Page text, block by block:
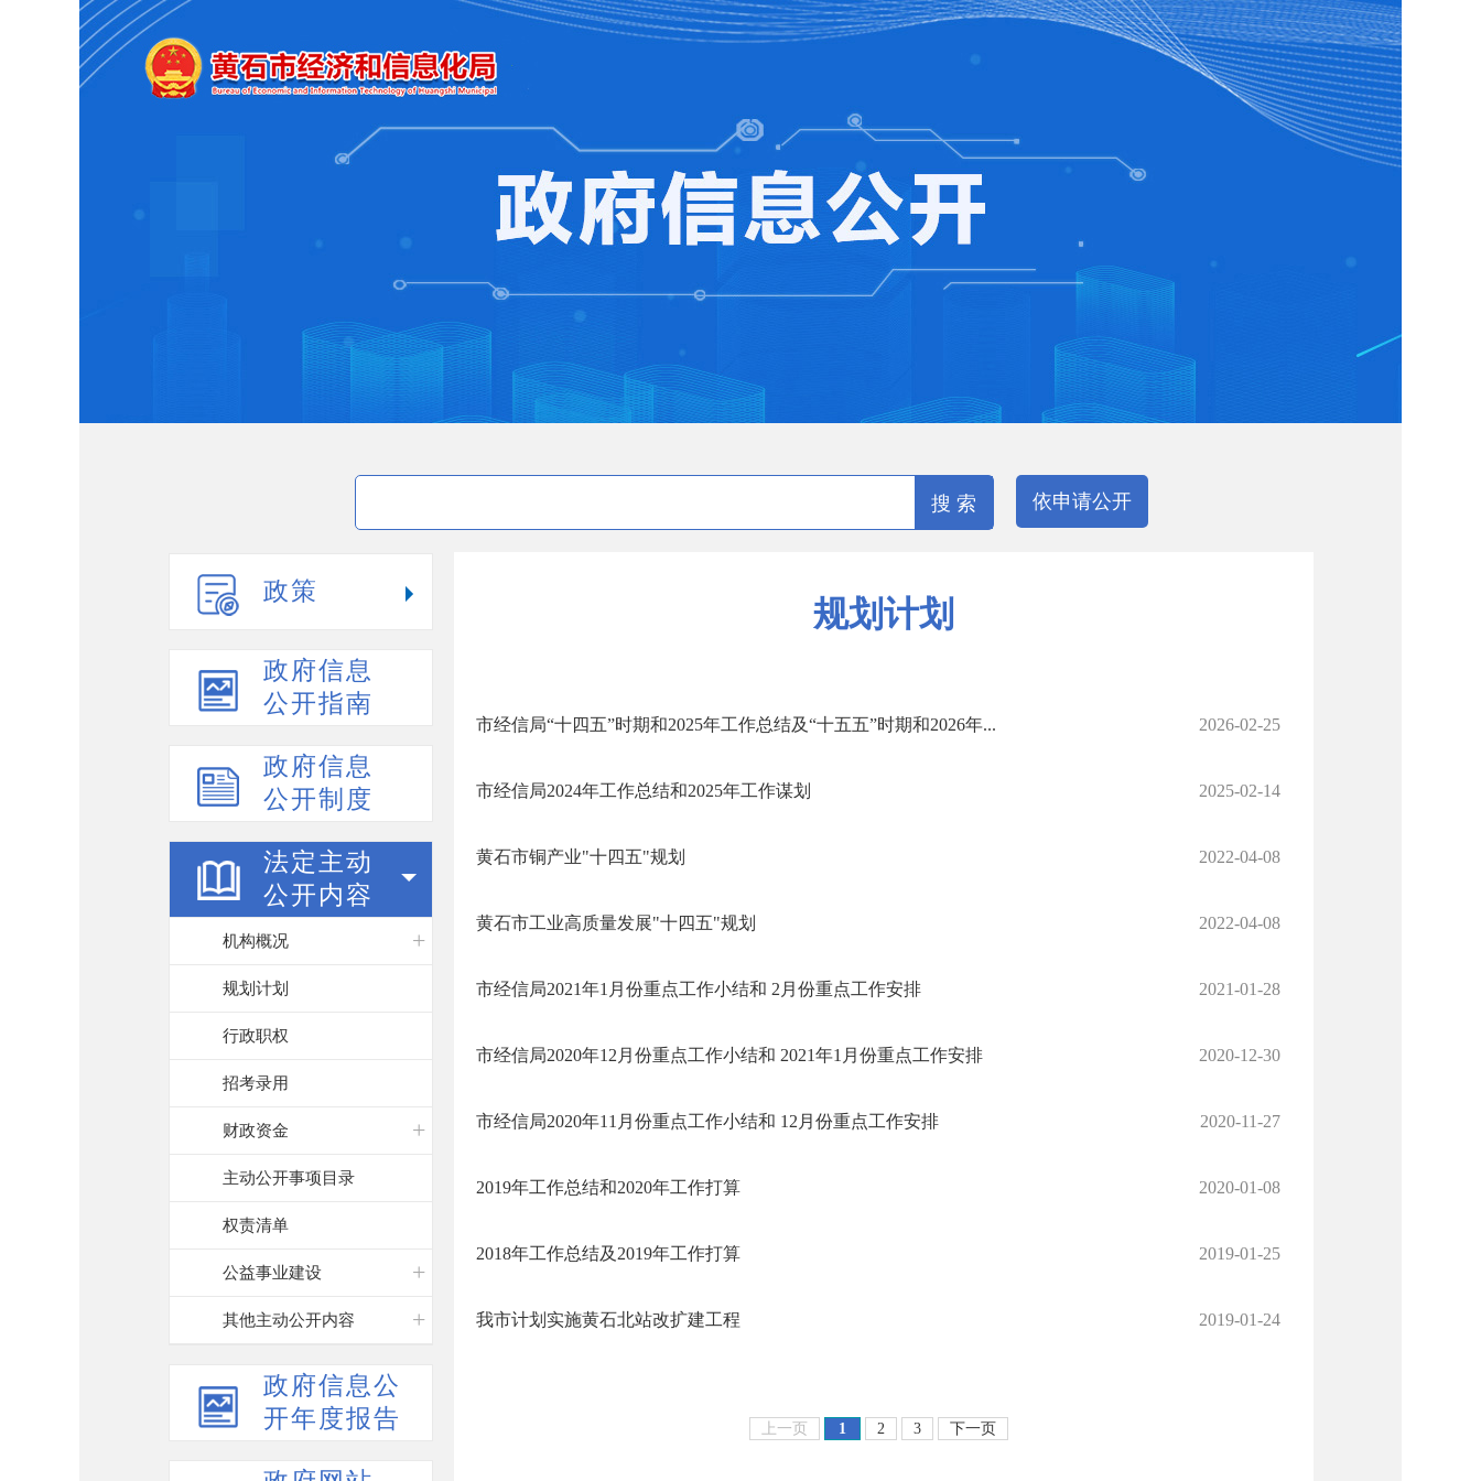
搜 索 依申请公开
政策
政府信息
公开指南
政府信息
公开制度
法定主动
公开内容
机构概况
规划计划
行政职权
招考录用
财政资金
主动公开事项目录
权责清单
公益事业建设
其他主动公开内容
政府信息公
开年度报告
规划计划
2026-02-25
市经信局“十四五”时期和2025年工作总结及“十五五”时期和2026年...
2025-02-14
市经信局2024年工作总结和2025年工作谋划
2022-04-08
黄石市铜产业"十四五"规划
2022-04-08
黄石市工业高质量发展"十四五"规划
2021-01-28
市经信局2021年1月份重点工作小结和 2月份重点工作安排
2020-12-30
市经信局2020年12月份重点工作小结和 2021年1月份重点工作安排
2020-11-27
市经信局2020年11月份重点工作小结和 12月份重点工作安排
2020-01-08
2019年工作总结和2020年工作打算
2019-01-25
2018年工作总结及2019年工作打算
2019-01-24
我市计划实施黄石北站改扩建工程
上一页 1 2 3 下一页